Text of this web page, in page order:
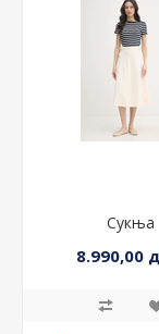
Сукња
8.990,00